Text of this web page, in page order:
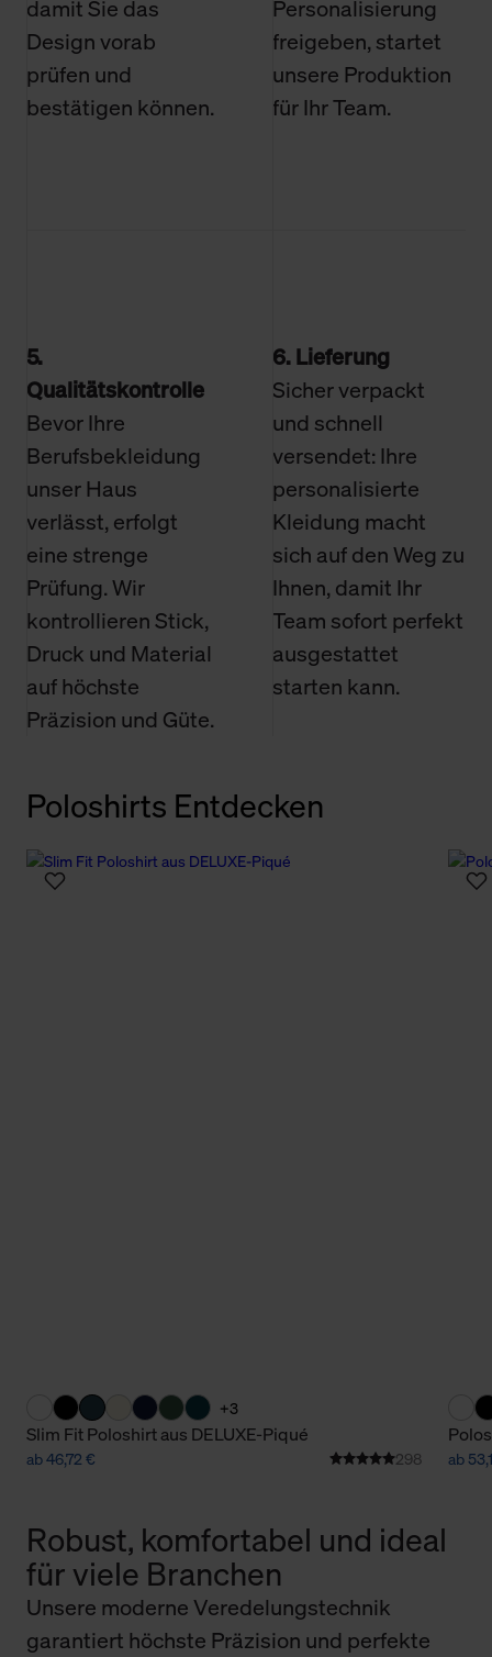
damit Sie das
Design vorab
prüfen und
bestätigen können.
Personalisierung
freigeben, startet
unsere Produktion
für Ihr Team.
5.
Qualitätskontrolle
Bevor Ihre
Berufsbekleidung
unser Haus
verlässt, erfolgt
eine strenge
Prüfung. Wir
kontrollieren Stick,
Druck und Material
auf höchste
Präzision und Güte.
6. Lieferung
Sicher verpackt
und schnell
versendet: Ihre
personalisierte
Kleidung macht
sich auf den Weg zu
Ihnen, damit Ihr
Team sofort perfekt
ausgestattet
starten kann.
Poloshirts Entdecken
+3
Slim Fit Poloshirt aus DELUXE-Piqué
ab 46,72 € 298 ab
Robust, komfortabel und ideal
für viele Branchen
Unsere moderne Veredelungstechnik
garantiert höchste Präzision und perfekte